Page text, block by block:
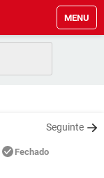
MENU
Seguinte
Fechado